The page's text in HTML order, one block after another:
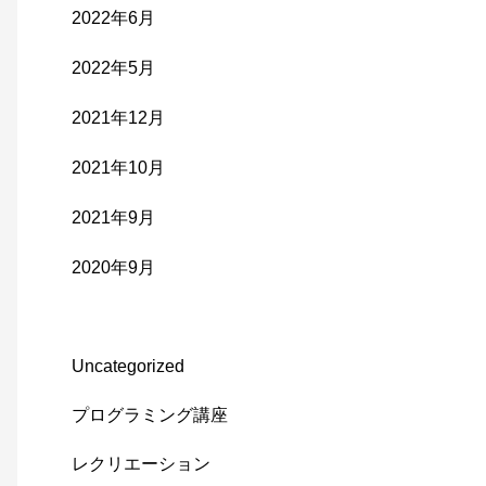
2022年6月
2022年5月
2021年12月
2021年10月
2021年9月
2020年9月
Uncategorized
プログラミング講座
レクリエーション